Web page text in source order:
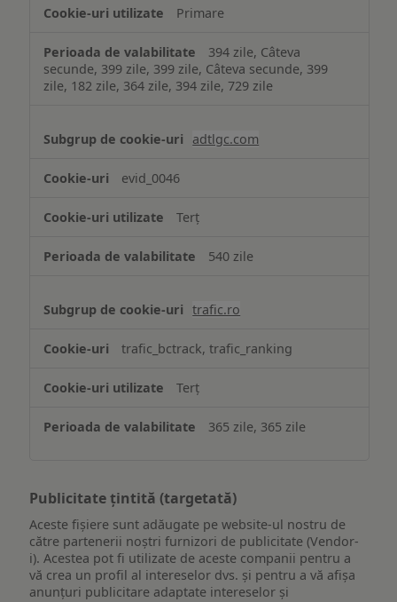
Primare
394 zile, Câteva
secunde, 399 zile, 399 zile, Câteva secunde, 399
zile, 182 zile, 364 zile, 394 zile, 729 zile
adtlgc.com
evid_0046
Terț
540 zile
trafic.ro
trafic_bctrack, trafic_ranking
Terț
365 zile, 365 zile
Publicitate țintită (targetată)
Aceste fișiere sunt adăugate pe website-ul nostru de
către partenerii noștri furnizori de publicitate (Vendor-
i). Acestea pot fi utilizate de aceste companii pentru a
vă crea un profil al intereselor dvs. și pentru a vă afișa
anunțuri publicitare adaptate intereselor și